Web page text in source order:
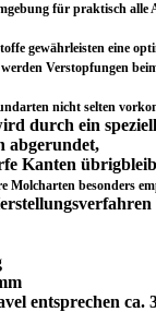
für praktisch alle
gewährleisten eine
Verstopfungen
nicht selten
durch ein
abgerundet,
Kanten
Molcharten besonders
entsprechen ca.